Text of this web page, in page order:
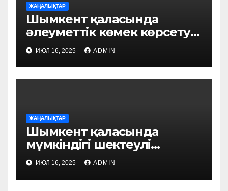
ЖАҢАЛЫҚТАР
Шымкент қаласында
әлеуметтік көмек көрсету
үдерісі цифрландырылуда:
«FSM Social» пилоттық
жобасы іске қосылды
ИЮЛ 16, 2025 ADMIN
ЖАҢАЛЫҚТАР
Шымкент қаласында
мүмкіндігі шектеулі
азаматтарды әлеуметтік
қолдау шаралары жүйелі
түрде күшейтілуде
ИЮЛ 16, 2025 ADMIN